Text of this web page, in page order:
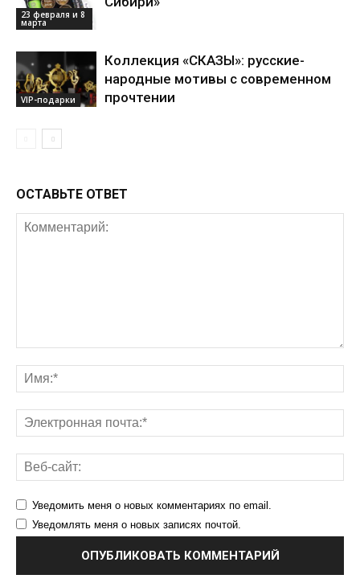
23 февраля и 8
марта
VIP-подарки
Коллекция «СКАЗЫ»: русские-
народные мотивы с современном
прочтении
ОСТАВЬТЕ ОТВЕТ
Уведомить меня о новых комментариях по email.
Уведомлять меня о новых записях почтой.